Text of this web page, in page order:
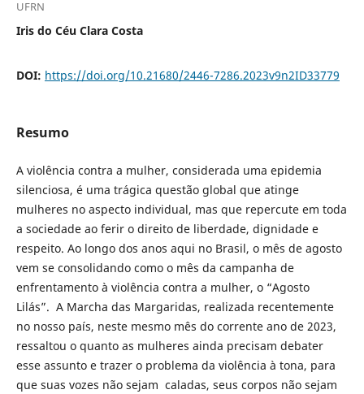
UFRN
Iris do Céu Clara Costa
DOI: https://doi.org/10.21680/2446-7286.2023v9n2ID33779
Resumo
A violência contra a mulher, considerada uma epidemia
silenciosa, é uma trágica questão global que atinge
mulheres no aspecto individual, mas que repercute em toda
a sociedade ao ferir o direito de liberdade, dignidade e
respeito. Ao longo dos anos aqui no Brasil, o mês de agosto
vem se consolidando como o mês da campanha de
enfrentamento à violência contra a mulher, o “Agosto
Lilás”. A Marcha das Margaridas, realizada recentemente
no nosso país, neste mesmo mês do corrente ano de 2023,
ressaltou o quanto as mulheres ainda precisam debater
esse assunto e trazer o problema da violência à tona, para
que suas vozes não sejam caladas, seus corpos não sejam